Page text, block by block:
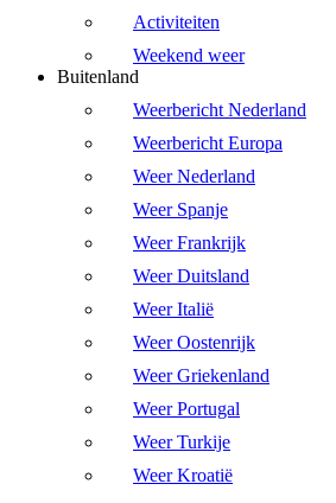
Activiteiten
Weekend weer
Buitenland
Weerbericht Nederland
Weerbericht Europa
Weer Nederland
Weer Spanje
Weer Frankrijk
Weer Duitsland
Weer Italië
Weer Oostenrijk
Weer Griekenland
Weer Portugal
Weer Turkije
Weer Kroatië